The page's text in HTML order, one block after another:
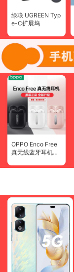
绿联 UGREEN Typ
e-C扩展坞
OPPO Enco Free
真无线蓝牙耳机原
s半入耳式游戏音乐